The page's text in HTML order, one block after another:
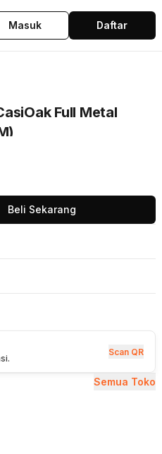
Masuk Daftar
Full Metal
Beli Sekarang
Scan QR
Semua Toko